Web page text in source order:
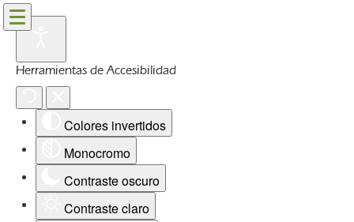
Herramientas de Accesibilidad
Colores invertidos
Monocromo
Contraste oscuro
Contraste claro